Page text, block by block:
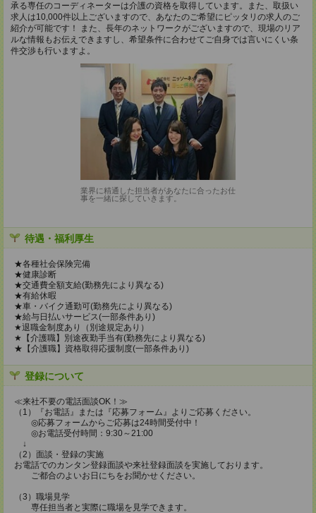
承る専任のコーディネーターは介護の資格を取得しています。また、取扱い
求人は10,000件以上ございますので、あなたのご希望にピッタリの求人のご
紹介が可能です！ また、長年のネットワークがございますので、現場のリア
ルな情報もお伝えできますし、希望条件に合わせてご自身では言いにくい条
件交渉も行いますよ。
業界に精通した担当者があなたに合ったお仕
事を一緒に探していきます。
待遇・福利厚生
★各種社会保険完備
★健康診断
★交通費全額支給(勤務先により異なる)
★有給休暇
★車・バイク通勤可(勤務先により異なる)
★給与日払いサービス(一部条件あり)
★退職金制度あり（別途規定あり）
★【介護職】別途夜勤手当有(勤務先により異なる)
★【介護職】資格取得応援制度(一部条件あり)
登録について
≪来社不要の電話面談OK！≫
（1）『お電話』または『応募フォーム』よりご応募ください。
◎応募フォームからご応募は24時間受付中！
◎お電話受付時間：9:30～21:00
↓
（2）面談・登録の実施
お電話でのカンタン登録面談や来社登録面談を実施しております。
ご都合のよいお日にちをお聞かせください。
（3）職場見学
専任担当者と実際に職場を見学できます。